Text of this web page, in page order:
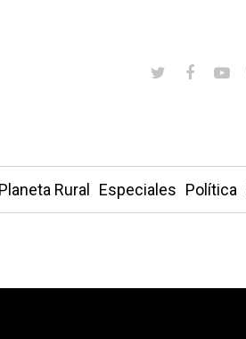
Planeta Rural Especiales Política